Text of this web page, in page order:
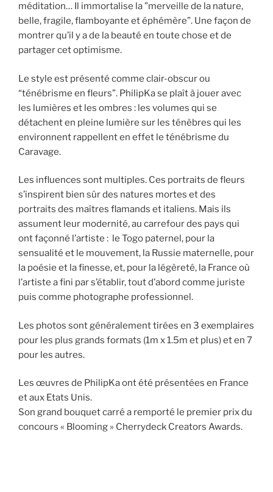
méditation… Il immortalise la ”merveille de la nature,
belle, fragile, flamboyante et éphémère”. Une façon de
montrer qu’il y a de la beauté en toute chose et de
partager cet optimisme.
Le style est présenté comme clair-obscur ou
“ténébrisme en fleurs”. PhilipKa se plaît à jouer avec
les lumières et les ombres : les volumes qui se
détachent en pleine lumière sur les ténèbres qui les
environnent rappellent en effet le ténébrisme du
Caravage.
Les influences sont multiples. Ces portraits de fleurs
s’inspirent bien sûr des natures mortes et des
portraits des maîtres flamands et italiens. Mais ils
assument leur modernité, au carrefour des pays qui
ont façonné l’artiste : le Togo paternel, pour la
sensualité et le mouvement, la Russie maternelle, pour
la poésie et la finesse, et, pour la légèreté, la France où
l’artiste a fini par s’établir, tout d’abord comme juriste
puis comme photographe professionnel.
Les photos sont généralement tirées en 3 exemplaires
pour les plus grands formats (1m x 1.5m et plus) et en 7
pour les autres.
Les œuvres de PhilipKa ont été présentées en France
et aux Etats Unis.
Son grand bouquet carré a remporté le premier prix du
concours « Blooming » Cherrydeck Creators Awards.